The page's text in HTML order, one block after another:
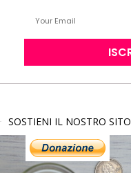
SOSTIENI IL NOSTRO SITO